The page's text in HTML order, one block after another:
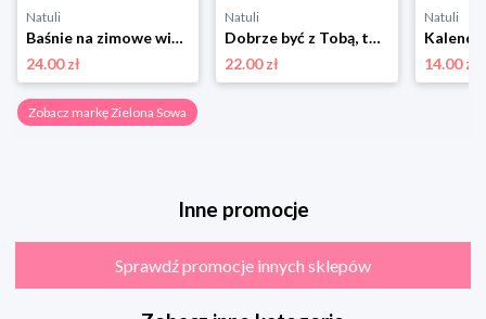
Natuli
Baśnie na zimowe wieczory Zielona sowa
24.00 zł
Natuli
Dobrze być z Tobą, tato Zielona sowa
22.00 zł
Natuli
14.00 zł
Zobacz markę Zielona Sowa
Inne promocje
Sprawdź promocje innych sklepów